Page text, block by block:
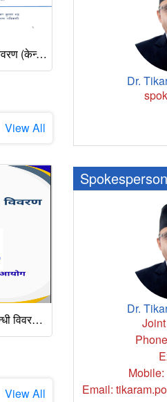
त्रैमासीक कार्यसम्पादन विवरण (केन्द्रीय कार्यालयका प्रमुख क्रियाकलापहरू), माघ–चैत्र २०८२
View All
निर्णय तथा सिफारिससम्बन्धी विवरण - आ.व. २०८१/०८२
View All
Dr.
Spokesperson
Dr.
Email: